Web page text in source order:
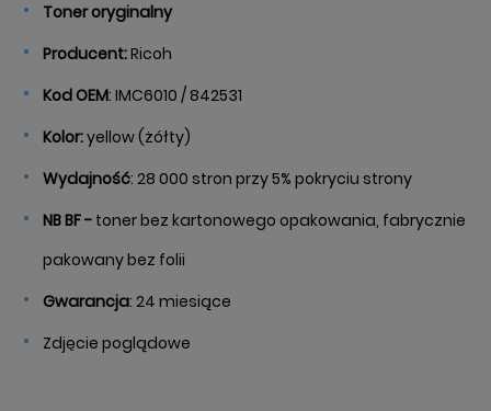
Toner oryginalny
Producent:Ricoh
Kod OEM: IMC6010 / 842531
Kolor:yellow (żółty)
Wydajność: 28 000 stron przy 5% pokryciu strony
NB BF - toner bez kartonowego opakowania, fabrycznie
pakowany bez folii
Gwarancja: 24 miesiące
Zdjęcie poglądowe